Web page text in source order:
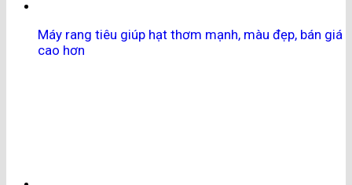
Máy rang tiêu giúp hạt thơm mạnh, màu đẹp, bán giá
cao hơn